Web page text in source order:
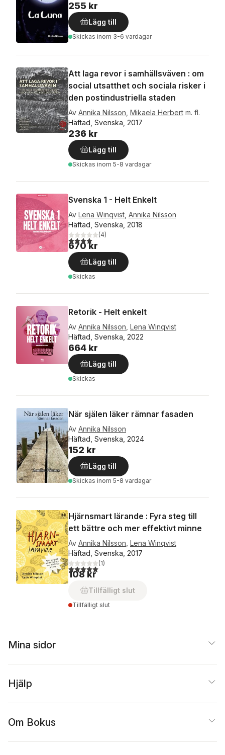
255 kr
Lägg till
Skickas inom 3-6 vardagar
Att laga revor i samhällsväven : om
social utsatthet och sociala risker i
den postindustriella staden
Av Annika Nilsson Mikaela Herbert m. fl.
Häftad, Svenska, 2017
236 kr
Lägg till
Skickas inom 5-8 vardagar
Svenska 1 - Helt Enkelt
Av Lena Winqvist Annika Nilsson
Häftad, Svenska, 2018
4,0utav 5 stjärnor. Totalt antal röster:
(4)
670 kr
Lägg till
Skickas
Retorik - Helt enkelt
Av Annika Nilsson Lena Winqvist
Häftad, Svenska, 2022
664 kr
Lägg till
Skickas
När själen läker rämnar fasaden
Av Annika Nilsson
Häftad, Svenska, 2024
152 kr
Lägg till
Skickas inom 5-8 vardagar
Hjärnsmart lärande : Fyra steg till
ett bättre och mer effektivt minne
Av Annika Nilsson Lena Winqvist
Häftad, Svenska, 2017
5,0utav 5 stjärnor. Totalt antal röster:
(1)
108 kr
Tillfälligt slut
Tillfälligt slut
Mina sidor
Hjälp
Om Bokus